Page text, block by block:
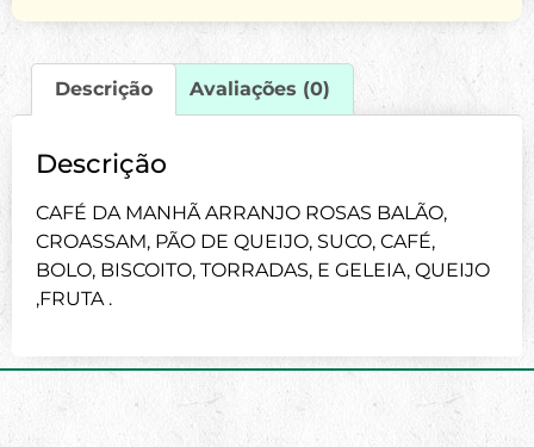
Descrição Avaliações (0)
Descrição
CAFÉ DA MANHÃ ARRANJO ROSAS BALÃO,
CROASSAM, PÃO DE QUEIJO, SUCO, CAFÉ,
BOLO, BISCOITO, TORRADAS, E GELEIA, QUEIJO
,FRUTA .